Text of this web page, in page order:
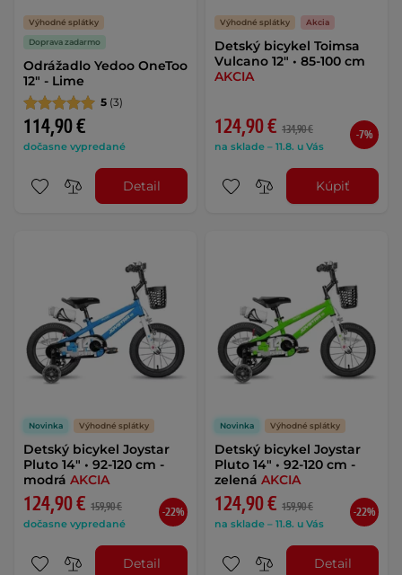
Výhodné splátky
Doprava zadarmo
Odrážadlo Yedoo OneToo
12" - Lime
5 (3)
114,90 €
dočasne vypredané
Detail
Výhodné splátky Akcia
Detský bicykel Toimsa
Vulcano 12" • 85-100 cm
AKCIA
124,90 € 134,90 €
na sklade – 11.8. u Vás
-7%
Kúpiť
Novinka Výhodné splátky
Detský bicykel Joystar
Pluto 14" • 92-120 cm -
modrá AKCIA
124,90 € 159,90 €
dočasne vypredané
-22%
Detail
Novinka Výhodné splátky
Detský bicykel Joystar
Pluto 14" • 92-120 cm -
zelená AKCIA
124,90 € 159,90 €
na sklade – 11.8. u Vás
-22%
Detail